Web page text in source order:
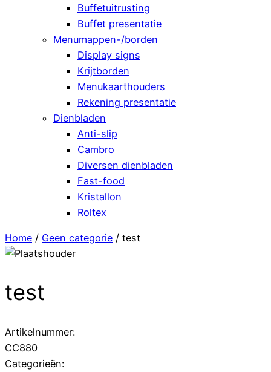
Buffetuitrusting
Buffet presentatie
Menumappen-/borden
Display signs
Krijtborden
Menukaarthouders
Rekening presentatie
Dienbladen
Anti-slip
Cambro
Diversen dienbladen
Fast-food
Kristallon
Roltex
Home / Geen categorie / test
test
Artikelnummer:
CC880
Categorieën: